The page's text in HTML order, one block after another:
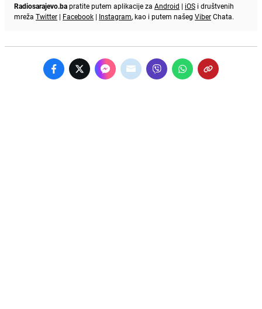
Radiosarajevo.bapratite putem aplikacije za Android | iOS i društvenih
mreža Twitter | Facebook | Instagram, kao i putem našeg ViberChata.